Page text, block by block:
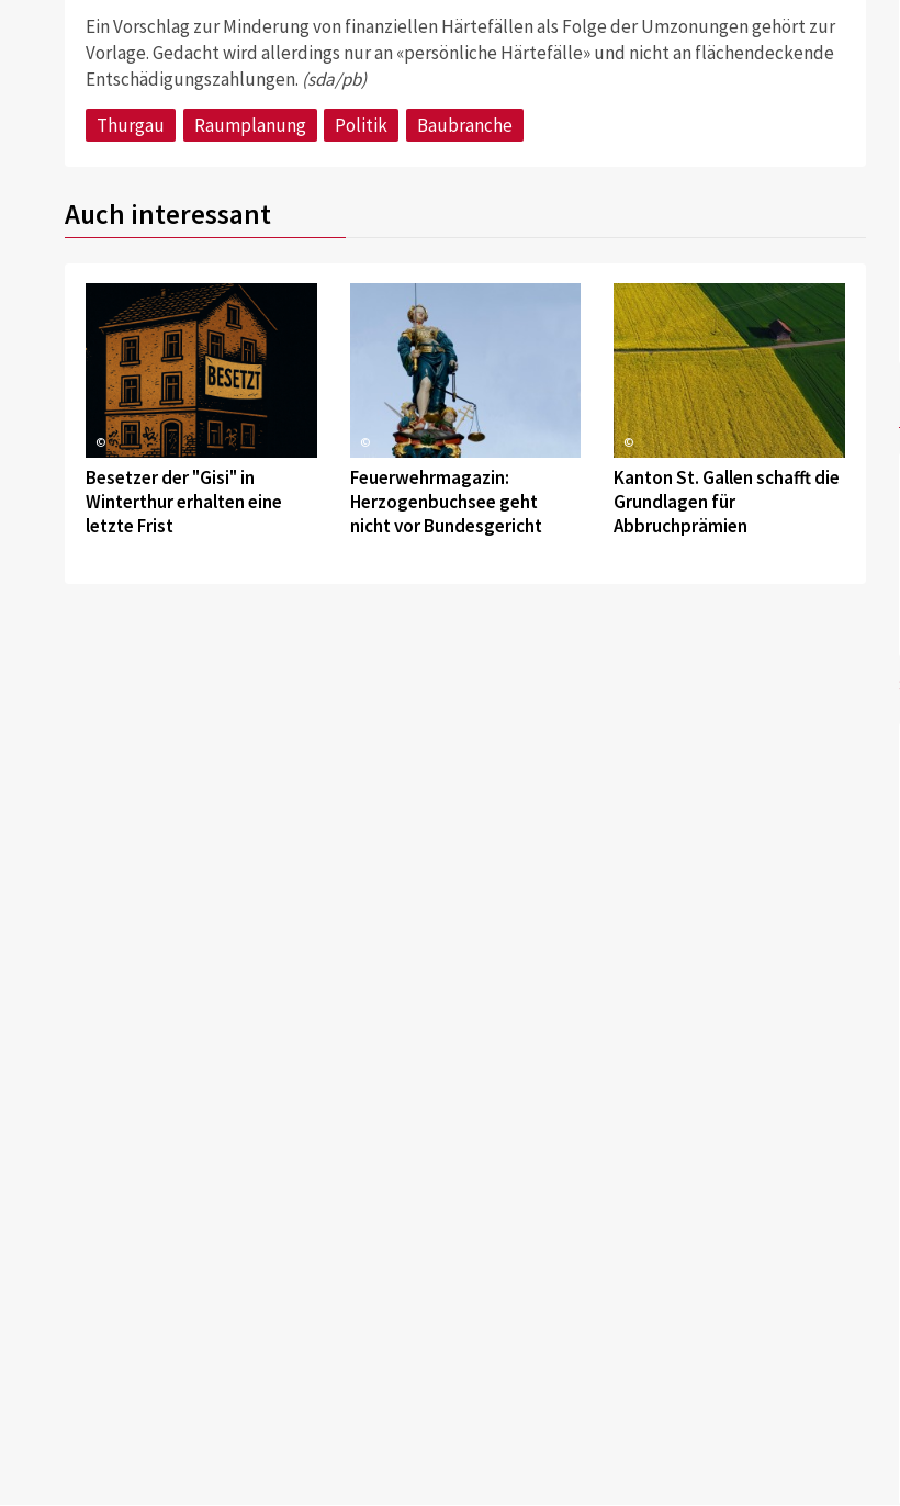
Ein Vorschlag zur Minderung von finanziellen Härtefällen als Folge der Umzonungen gehört zur
Vorlage. Gedacht wird allerdings nur an «persönliche Härtefälle» und nicht an flächendeckende
Entschädigungszahlungen. (sda/pb)
Thurgau
Raumplanung Politik Baubranche
Auch interessant
©
Besetzer der "Gisi" in
Winterthur erhalten eine
letzte Frist
©
Feuerwehrmagazin:
Herzogenbuchsee geht
nicht vor Bundesgericht
©
Kanton St. Gallen schafft die
Grundlagen für
Abbruchprämien